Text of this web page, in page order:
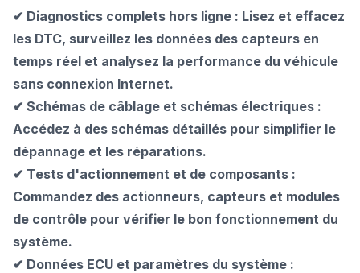
✔ Diagnostics complets hors ligne : Lisez et effacez
les DTC, surveillez les données des capteurs en
temps réel et analysez la performance du véhicule
sans connexion Internet.
✔ Schémas de câblage et schémas électriques :
Accédez à des schémas détaillés pour simplifier le
dépannage et les réparations.
✔ Tests d'actionnement et de composants :
Commandez des actionneurs, capteurs et modules
de contrôle pour vérifier le bon fonctionnement du
système.
✔ Données ECU et paramètres du système :